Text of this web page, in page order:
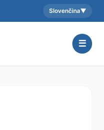
Aktuálny jazyk:
Slovenčina▼
☰